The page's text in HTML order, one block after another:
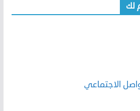
لك
الاجتماعي